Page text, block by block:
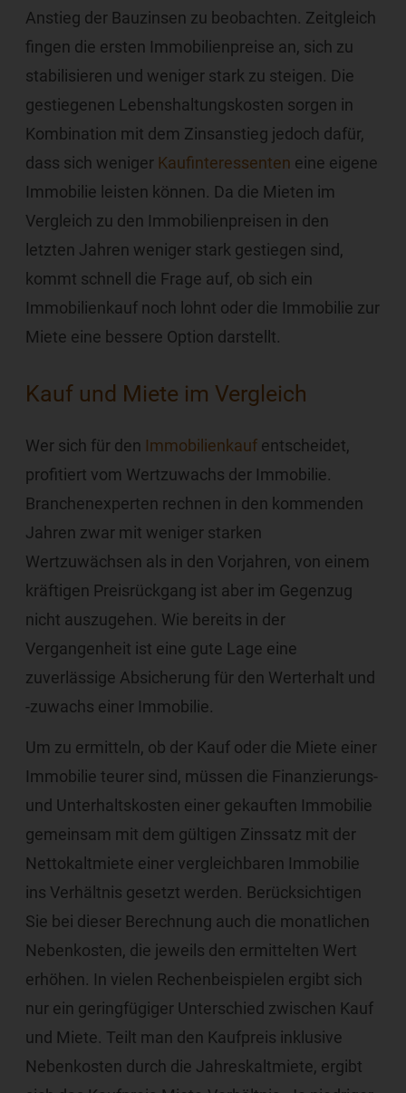
Anstieg der Bauzinsen zu beobachten. Zeitgleich
fingen die ersten Immobilienpreise an, sich zu
stabilisieren und weniger stark zu steigen. Die
gestiegenen Lebenshaltungskosten sorgen in
Kombination mit dem Zinsanstieg jedoch dafür,
dass sich weniger Kaufinteressenten eine eigene
Immobilie leisten können. Da die Mieten im
Vergleich zu den Immobilienpreisen in den
letzten Jahren weniger stark gestiegen sind,
kommt schnell die Frage auf, ob sich ein
Immobilienkauf noch lohnt oder die Immobilie zur
Miete eine bessere Option darstellt.
Kauf und Miete im Vergleich
Wer sich für den Immobilienkaufentscheidet,
profitiert vom Wertzuwachs der Immobilie.
Branchenexperten rechnen in den kommenden
Jahren zwar mit weniger starken
Wertzuwächsen als in den Vorjahren, von einem
kräftigen Preisrückgang ist aber im Gegenzug
nicht auszugehen. Wie bereits in der
Vergangenheit ist eine gute Lage eine
zuverlässige Absicherung für den Werterhalt und
-zuwachs einer Immobilie.
Um zu ermitteln, ob der Kauf oder die Miete einer
Immobilie teurer sind, müssen die Finanzierungs-
und Unterhaltskosten einer gekauften Immobilie
gemeinsam mit dem gültigen Zinssatz mit der
Nettokaltmiete einer vergleichbaren Immobilie
ins Verhältnis gesetzt werden. Berücksichtigen
Sie bei dieser Berechnung auch die monatlichen
Nebenkosten, die jeweils den ermittelten Wert
erhöhen. In vielen Rechenbeispielen ergibt sich
nur ein geringfügiger Unterschied zwischen Kauf
und Miete. Teilt man den Kaufpreis inklusive
Nebenkosten durch die Jahreskaltmiete, ergibt